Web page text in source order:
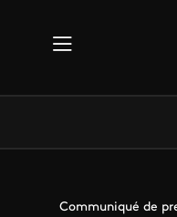
Communiqué de